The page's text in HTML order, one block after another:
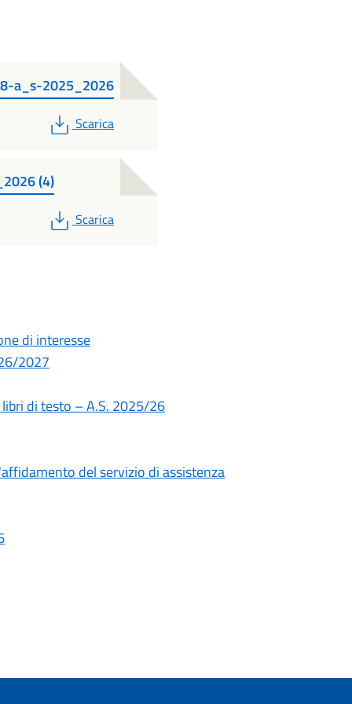
a_s-2025_2026
PDF
Scarica
(4)
PDF
Scarica
di interesse
2027
di testo – A.S. 2025/26
del servizio di assistenza